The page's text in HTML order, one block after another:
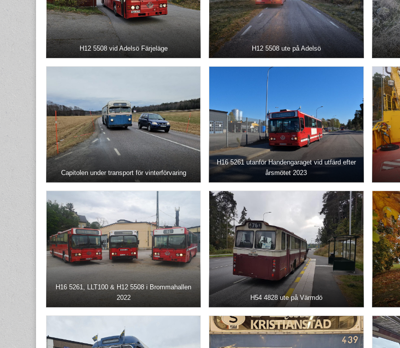
H12 5508 vid Adelsö Färjeläge H12 5508 ute på Adelsö
Capitolen under transport för vinterförvaring
H16 5261 utanför Handengaraget vid utfärd efter
årsmötet 2023
H16 5261, LLT100 & H12 5508 i Brommahallen
2022
H54 4828 ute på Värmdö